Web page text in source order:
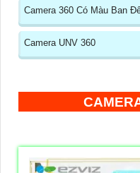
Camera 360 Có Màu Ban
Camera UNV 360